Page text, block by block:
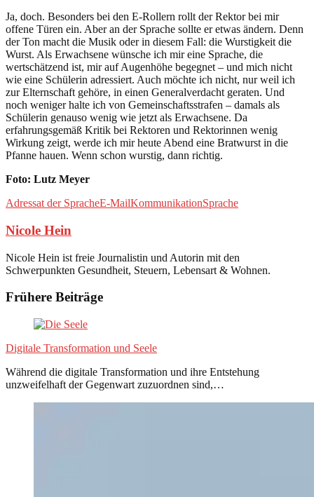
Ja, doch. Besonders bei den E-Rollern rollt der Rektor bei mir
offene Türen ein. Aber an der Sprache sollte er etwas ändern. Denn
der Ton macht die Musik oder in diesem Fall: die Wurstigkeit die
Wurst. Als Erwachsene wünsche ich mir eine Sprache, die
wertschätzend ist, mir auf Augenhöhe begegnet – und mich nicht
wie eine Schülerin adressiert. Auch möchte ich nicht, nur weil ich
zur Elternschaft gehöre, in einen Generalverdacht geraten. Und
noch weniger halte ich von Gemeinschaftsstrafen – damals als
Schülerin genauso wenig wie jetzt als Erwachsene. Da
erfahrungsgemäß Kritik bei Rektoren und Rektorinnen wenig
Wirkung zeigt, werde ich mir heute Abend eine Bratwurst in die
Pfanne hauen. Wenn schon wurstig, dann richtig.
Foto: Lutz Meyer
Adressat der SpracheE-MailKommunikationSprache
Nicole Hein
Nicole Hein ist freie Journalistin und Autorin mit den
Schwerpunkten Gesundheit, Steuern, Lebensart & Wohnen.
Frühere Beiträge
Digitale Transformation und Seele
Während die digitale Transformation und ihre Entstehung
unzweifelhaft der Gegenwart zuzuordnen sind,…